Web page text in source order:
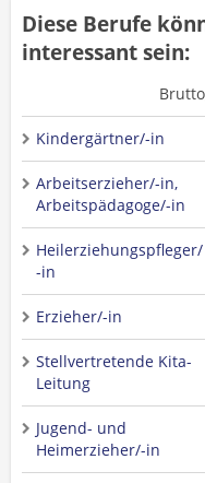
Diese Berufe
interessant sein:
Kindergärtner/-in
Arbeitserzieher/-in,
Arbeitspädagoge/-in
Heilerziehungspfleger/
-in
Erzieher/-in
Stellvertretende Kita-
Leitung
Jugend- und
Heimerzieher/-in